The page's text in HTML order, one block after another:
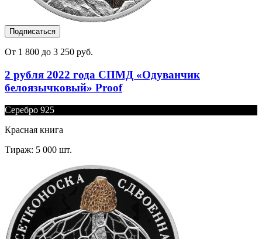
Подписаться
От 1 800 до 3 250 руб.
2 рубля 2022 года СПМД «Одуванчик
белоязычковый» Proof
Серебро 925
Красная книга
Тираж: 5 000 шт.